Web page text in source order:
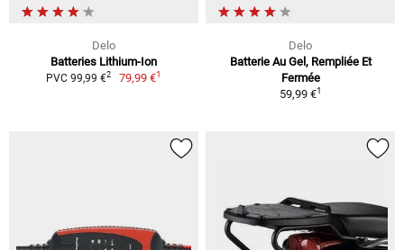
Delo
Batteries Lithium-Ion
PVC 99,99 €2 79,99 €1
Delo
Batterie Au Gel, Rempliée Et
Fermée
59,99 €1